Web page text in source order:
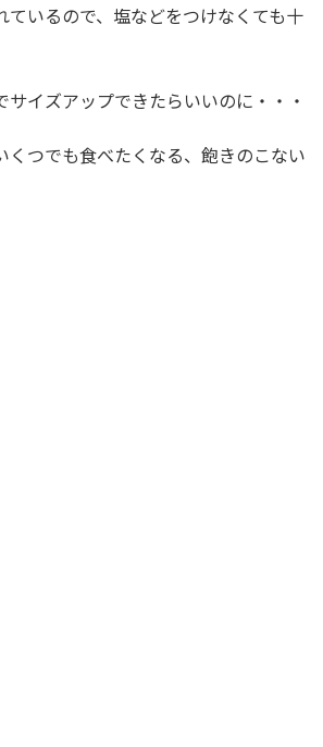
ているので、塩などをつけなくても十
サイズアップできたらいいのに・・・
くつでも食べたくなる、飽きのこない